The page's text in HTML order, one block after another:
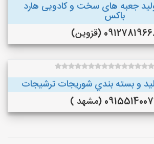
جعبه های سخت و کادویی هارد
باکس
(قزوین)
و بسته بندي شوريجات ترشيجات
(مشهد )